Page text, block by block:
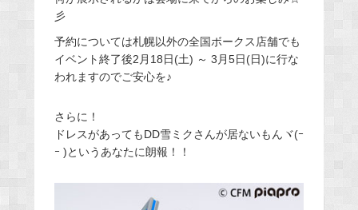
彡
予約については札幌以外の全国ボークス店舗でも
イベント終了後2月18日(土) ～ 3月5日(日)に行な
われますのでご安心を♪
さらに！
ドレスがあってもDD雪ミクさんが居ないもんヾ(ｰ
ｰ )というあなたに朗報！！